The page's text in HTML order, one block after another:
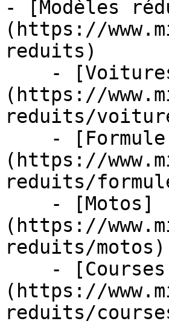
- [Modèles
(https://
reduits)
(https://
reduits/
(https://
reduits/
(https://
reduits/motos)
(https://
reduits/